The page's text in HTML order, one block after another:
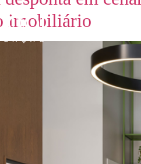
imobiliário